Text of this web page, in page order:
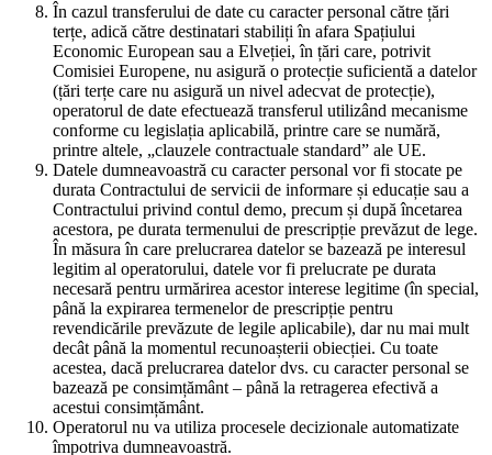
În cazul transferului de date cu caracter personal către țări
terțe, adică către destinatari stabiliți în afara Spațiului
Economic European sau a Elveției, în țări care, potrivit
Comisiei Europene, nu asigură o protecție suficientă a datelor
(țări terțe care nu asigură un nivel adecvat de protecție),
operatorul de date efectuează transferul utilizând mecanisme
conforme cu legislația aplicabilă, printre care se numără,
printre altele, „clauzele contractuale standard” ale UE.
Datele dumneavoastră cu caracter personal vor fi stocate pe
durata Contractului de servicii de informare și educație sau a
Contractului privind contul demo, precum și după încetarea
acestora, pe durata termenului de prescripție prevăzut de lege.
În măsura în care prelucrarea datelor se bazează pe interesul
legitim al operatorului, datele vor fi prelucrate pe durata
necesară pentru urmărirea acestor interese legitime (în special,
până la expirarea termenelor de prescripție pentru
revendicările prevăzute de legile aplicabile), dar nu mai mult
decât până la momentul recunoașterii obiecției. Cu toate
acestea, dacă prelucrarea datelor dvs. cu caracter personal se
bazează pe consimțământ – până la retragerea efectivă a
acestui consimțământ.
Operatorul nu va utiliza procesele decizionale automatizate
împotriva dumneavoastră.